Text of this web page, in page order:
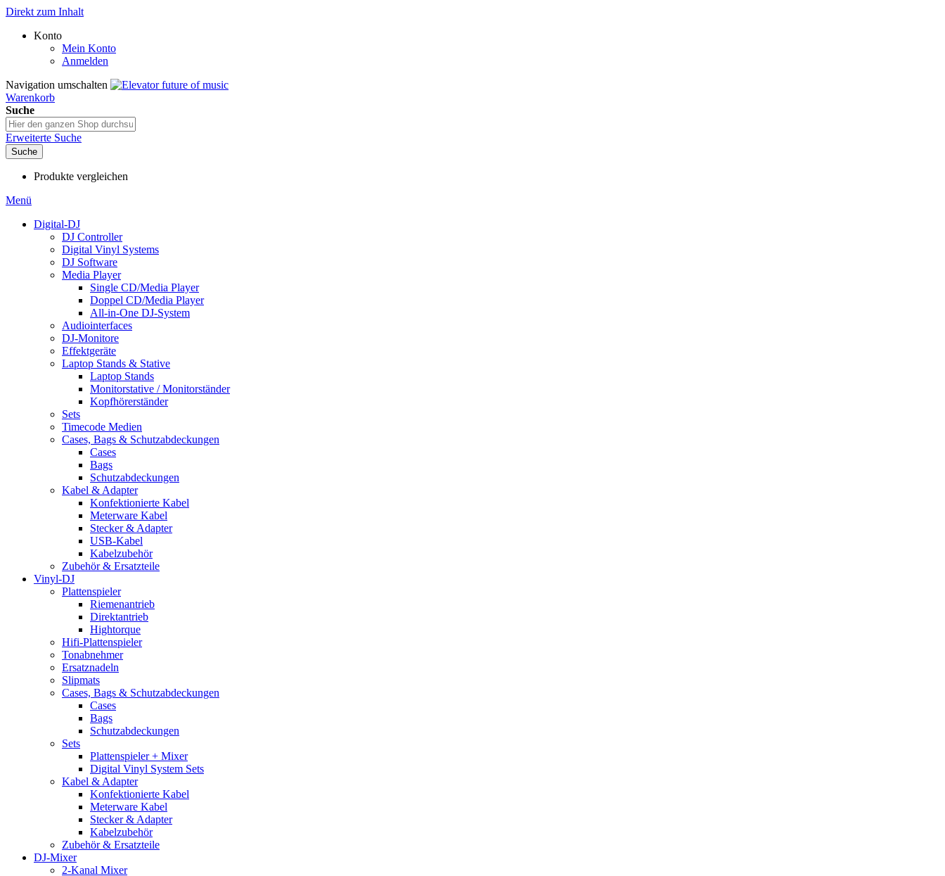
Direkt zum Inhalt
Konto
Mein Konto
Anmelden
Navigation umschalten
Warenkorb
Suche
Erweiterte Suche
Suche
Produkte vergleichen
Menü
Digital-DJ
DJ Controller
Digital Vinyl Systems
DJ Software
Media Player
Single CD/Media Player
Doppel CD/Media Player
All-in-One DJ-System
Audiointerfaces
DJ-Monitore
Effektgeräte
Laptop Stands & Stative
Laptop Stands
Monitorstative / Monitorständer
Kopfhörerständer
Sets
Timecode Medien
Cases, Bags & Schutzabdeckungen
Cases
Bags
Schutzabdeckungen
Kabel & Adapter
Konfektionierte Kabel
Meterware Kabel
Stecker & Adapter
USB-Kabel
Kabelzubehör
Zubehör & Ersatzteile
Vinyl-DJ
Plattenspieler
Riemenantrieb
Direktantrieb
Hightorque
Hifi-Plattenspieler
Tonabnehmer
Ersatznadeln
Slipmats
Cases, Bags & Schutzabdeckungen
Cases
Bags
Schutzabdeckungen
Sets
Plattenspieler + Mixer
Digital Vinyl System Sets
Kabel & Adapter
Konfektionierte Kabel
Meterware Kabel
Stecker & Adapter
Kabelzubehör
Zubehör & Ersatzteile
DJ-Mixer
2-Kanal Mixer